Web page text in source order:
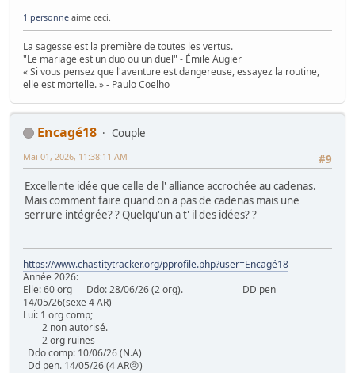
1 personne aime ceci.
La sagesse est la première de toutes les vertus.
"Le mariage est un duo ou un duel" - Émile Augier
« Si vous pensez que l'aventure est dangereuse, essayez la routine,
elle est mortelle. » - Paulo Coelho
Encagé18
Couple
#9
Mai 01, 2026, 11:38:11 AM
Excellente idée que celle de l' alliance accrochée au cadenas.
Mais comment faire quand on a pas de cadenas mais une
serrure intégrée? ? Quelqu'un a t' il des idées? ?
https://www.chastitytracker.org/pprofile.php?user=Encagé18
Année 2026:
Elle: 60 org Ddo: 28/06/26 (2 org). DD pen
14/05/26(sexe 4 AR)
Lui: 1 org comp;
2 non autorisé.
2 org ruines
Ddo comp: 10/06/26 (N.A)
Dd pen. 14/05/26 (4 AR😢)